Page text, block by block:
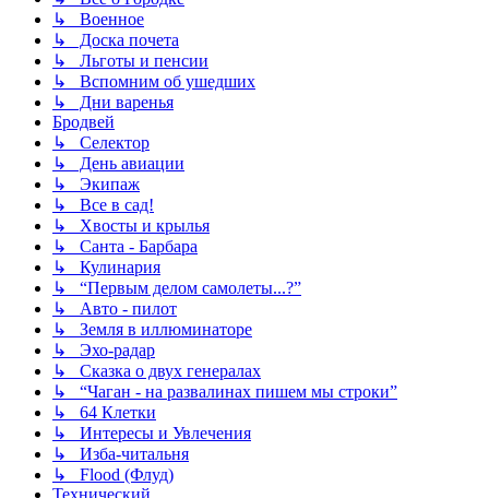
↳ Военное
↳ Доска почета
↳ Льготы и пенсии
↳ Вспомним об ушедших
↳ Дни варенья
Бродвей
↳ Селектор
↳ День авиации
↳ Экипаж
↳ Все в сад!
↳ Хвосты и крылья
↳ Санта - Барбара
↳ Кулинария
↳ “Первым делом самолеты...?”
↳ Авто - пилот
↳ Земля в иллюминаторе
↳ Эхо-радар
↳ Сказка о двух генералах
↳ “Чаган - на развалинах пишем мы строки”
↳ 64 Клетки
↳ Интересы и Увлечения
↳ Изба-читальня
↳ Flood (Флуд)